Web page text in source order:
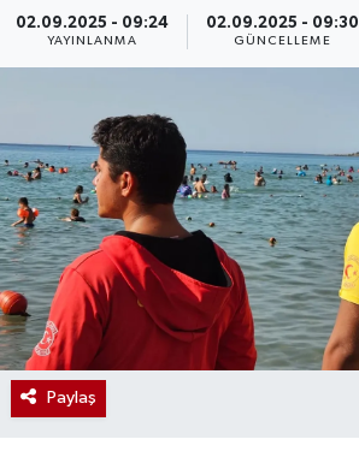
02.09.2025 - 09:24
YAYINLANMA
02.09.2025 - 09:30
GÜNCELLEME
Paylaş
TÜRKİYE